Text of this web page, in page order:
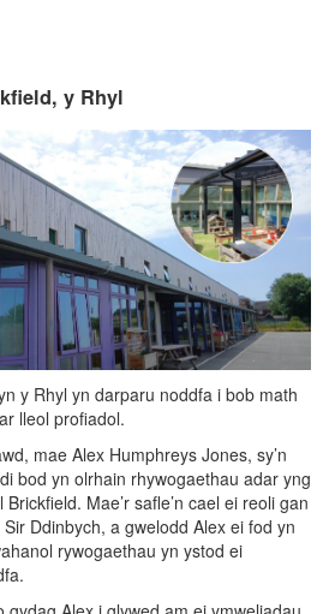
y Rhyl
y Rhyl yn darparu noddfa i bob math
lleol profiadol.
mae Alex Humphreys Jones, sy’n
bod yn olrhain rhywogaethau adar yng
Mae’r safle’n cael ei reoli gan
Ddinbych, a gwelodd Alex ei fod yn
rywogaethau yn ystod ei